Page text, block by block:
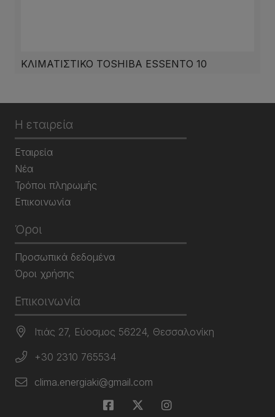
ΚΛΙΜΑΤΙΣΤΙΚΟ TOSHIBA ESSENTO 10
Η εταιρεία
Εταιρεία
Νέα
Τρόποι πληρωμής
Επικοινωνία
Όροι
Προσωπικά δεδομένα
Όροι χρήσης
Επικοινωνία
Ιτιάς 27, Εύοσμος 56224, Θεσσαλονίκη
+30 2310 765534
clima.energiaki@gmail.com